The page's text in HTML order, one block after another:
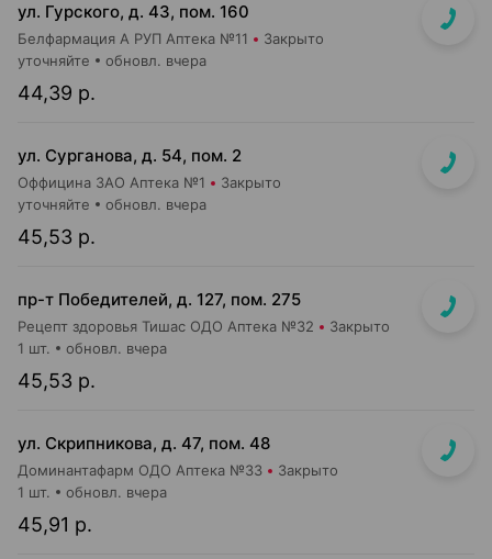
ул. Гурского, д. 43, пом. 160
Белфармация А РУП Аптека №11 Закрыто
44,39 р.
уточняйте обновл. вчера
ул. Сурганова, д. 54, пом. 2
Оффицина ЗАО Аптека №1 Закрыто
45,53 р.
уточняйте обновл. вчера
пр-т Победителей, д. 127, пом. 275
Рецепт здоровья Тишас ОДО Аптека №32 Закрыто
45,53 р.
1 шт. обновл. вчера
ул. Скрипникова, д. 47, пом. 48
Доминантафарм ОДО Аптека №33 Закрыто
45,91 р.
1 шт. обновл. вчера